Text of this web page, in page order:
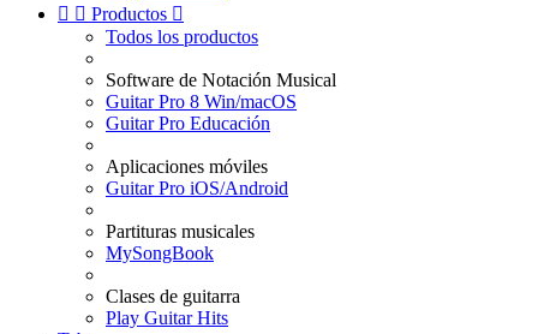
  Productos 
Todos los productos
Software de Notación Musical
Guitar Pro 8 Win/macOS
Guitar Pro Educación
Aplicaciones móviles
Guitar Pro iOS/Android
Partituras musicales
MySongBook
Clases de guitarra
Play Guitar Hits